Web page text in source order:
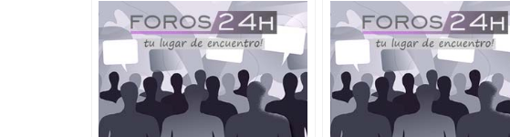
子图； 4、电子图做好发给客户确认； 5、电子图确认好转成品
再付余款； 7、快递给客户（国内顺丰，国外DHL）。 三、真实
证，留服真实存档可查，存档。 2、留学回国人员证明（使馆认
真实可查认证办理，存档可查，终身受用。 四、办理流程农业
院、地球及物质科学院、教育学院、工程学院、健康与人类发展
护理学院、科学学院等。学校的教育学院排名在全美前十名，工
约大学为学生们提供本科、硕士及博士学位。学校的专业课程包
程、经济、医学、护理、文学、音乐、生物学、统计学、美术、